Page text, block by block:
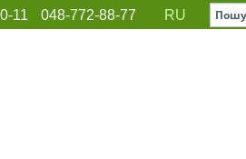
11 048-772-88-77 RU